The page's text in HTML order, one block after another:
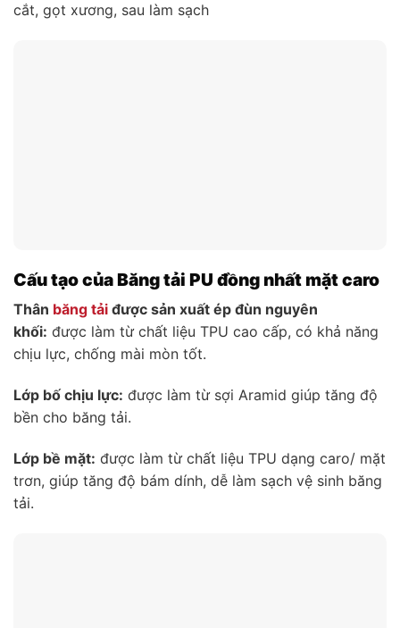
cắt, gọt xương, sau làm sạch
Cấu tạo của Băng tải PU đồng nhất mặt caro
Thân băng tải được sản xuất ép đùn nguyên
khối: được làm từ chất liệu TPU cao cấp, có khả năng
chịu lực, chống mài mòn tốt.
Lớp bố chịu lực: được làm từ sợi Aramid giúp tăng độ
bền cho băng tải.
Lớp bề mặt: được làm từ chất liệu TPU dạng caro/ mặt
trơn, giúp tăng độ bám dính, dễ làm sạch vệ sinh băng
tải.